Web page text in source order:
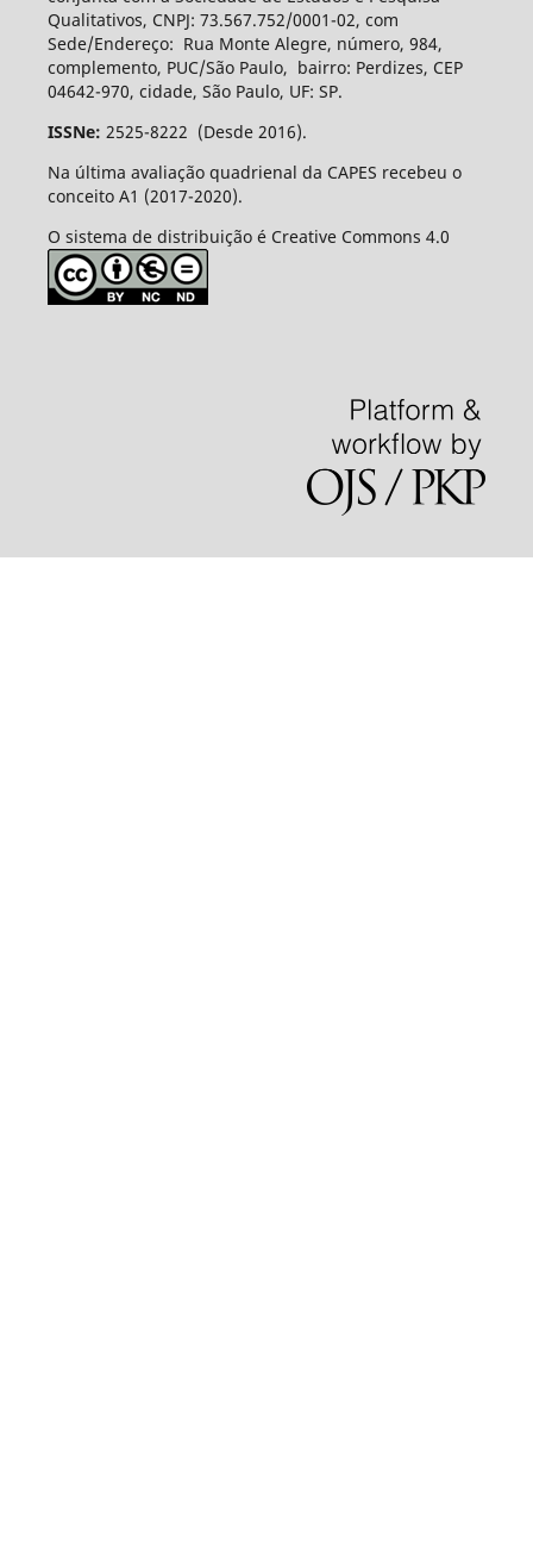
Qualitativos, CNPJ: 73.567.752/0001-02, com
Sede/Endereço: Rua Monte Alegre, número, 984,
complemento, PUC/São Paulo, bairro: Perdizes, CEP
04642-970, cidade, São Paulo, UF: SP.
ISSNe: 2525-8222 (Desde 2016).
Na última avaliação quadrienal da CAPES recebeu o
conceito A1 (2017-2020).
O sistema de distribuição é Creative Commons 4.0